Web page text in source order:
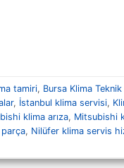
tamiri, Bursa Klima
, İstanbul klima servisi,
klima arıza, Mitsubishi
, Nilüfer klima servis